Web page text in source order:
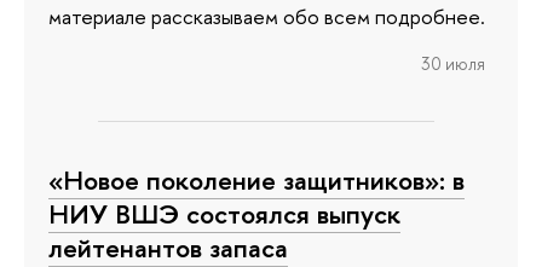
материале рассказываем обо всем подробнее.
30 июля
«Новое поколение защитников»: в
НИУ ВШЭ состоялся выпуск
лейтенантов запаса